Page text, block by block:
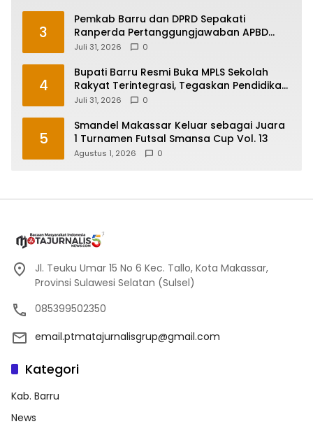
3
Pemkab Barru dan DPRD Sepakati
Ranperda Pertanggungjawaban APBD
2025, Perkuat Komitmen Tata Kelola dan
Juli 31, 2026 0
4
Bupati Barru Resmi Buka MPLS Sekolah
Rakyat Terintegrasi, Tegaskan Pendidikan
Kunci Masa Depan Generasi
Juli 31, 2026 0
5
Smandel Makassar Keluar sebagai Juara
1 Turnamen Futsal Smansa Cup Vol. 13
Agustus 1, 2026 0
Jl. Teuku Umar 15 No 6 Kec. Tallo, Kota Makassar,
Provinsi Sulawesi Selatan (Sulsel)
085399502350
email.ptmatajurnalisgrup@gmail.com
Kategori
Kab. Barru
News